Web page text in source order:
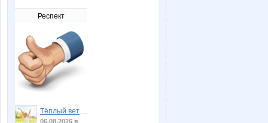
Респект
Тёплый ветер
06.08.2026 в